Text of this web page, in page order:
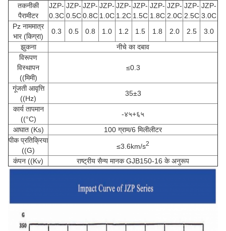
तकनीकी
पैरामीटर
JZP-
0.3C
JZP-
0.5C
JZP-
0.8C
JZP-
1.0C
JZP-
1.2C
JZP-
1.5C
JZP-
1.8C
JZP-
2.0C
JZP-
2.5C
JZP-
3.0C
Pz नाममात्र
भार (किग्रा)
0.3 0.5 0.8 1.0 1.2 1.5 1.8 2.0 2.5
3.0
झुकना
नीचे का दबाव
विरूपण
विस्थापन
((मिमी)
≤0.3
गूंजती आवृत्ति
((Hz)
35±3
कार्य तापमान
((°C)
-४५+६५
आघात (Ks)
100 ग्राम/6 मिलीलीटर
पीक प्रतिक्रिया
((G)
≤3.6km/s2
कंपन ((Kv) राष्ट्रीय सैन्य मानक GJB150-16 के अनुरूप